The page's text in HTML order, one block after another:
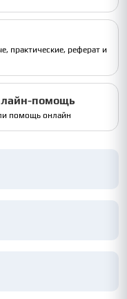
практические, реферат и
помощь
помощь онлайн